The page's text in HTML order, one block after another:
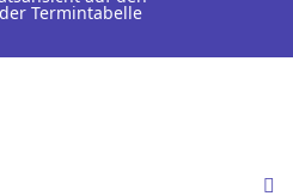
Termintabelle